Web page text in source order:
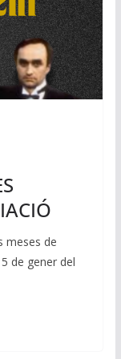
meses de
de gener del